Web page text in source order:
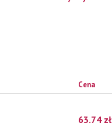
Cena
63.74 zł